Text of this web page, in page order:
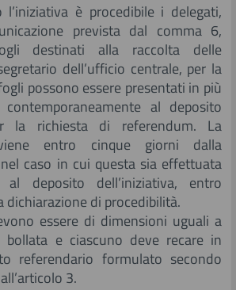
è procedibile i delegati,
prevista dal comma 6,
destinati alla raccolta delle
dell’ufficio centrale, per la
possono essere presentati in più
al deposito
la richiesta di referendum. La
entro cinque giorni dalla
caso in cui questa sia effettuata
al deposito dell’iniziativa, entro
dichiarazione di procedibilità.
essere di dimensioni uguali a
bollata e ciascuno deve recare in
referendario formulato secondo
3.